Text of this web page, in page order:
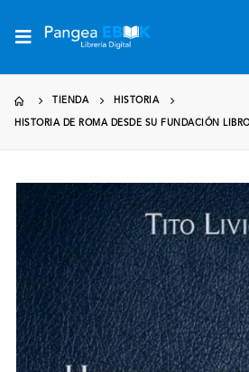
TIENDA HISTORIA
HISTORIA DE ROMA DESDE SU FUNDACIÓN